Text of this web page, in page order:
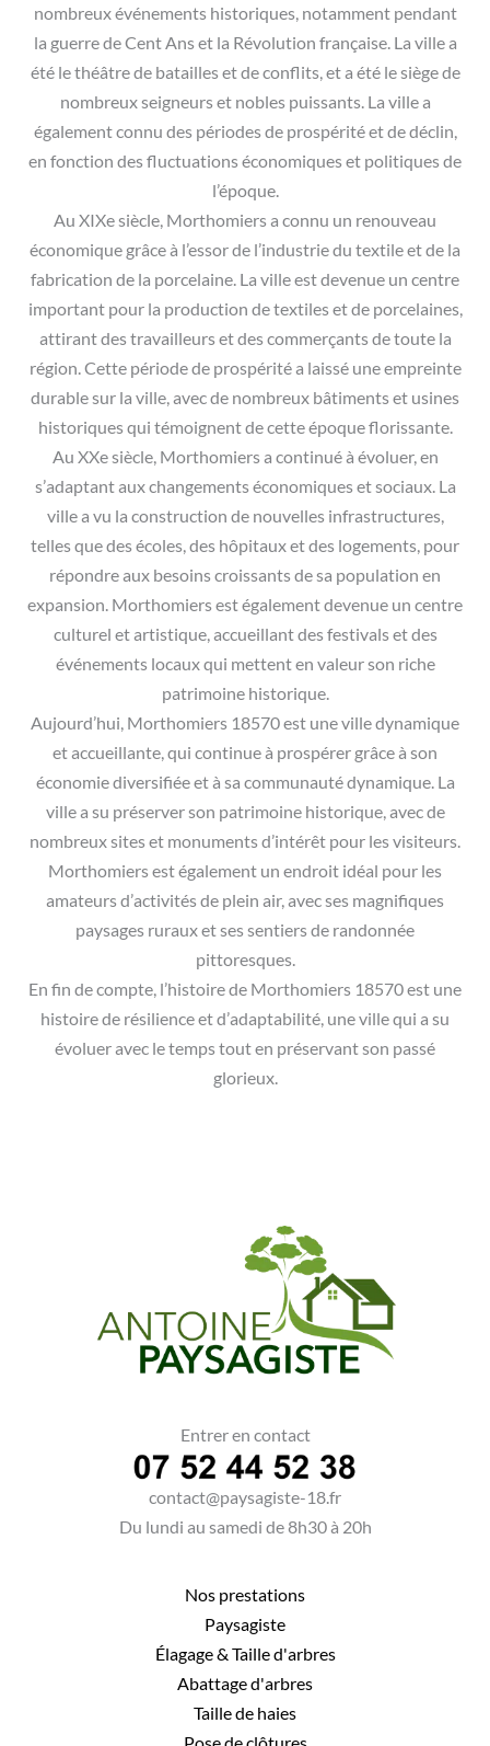
nombreux événements historiques, notamment pendant
la guerre de Cent Ans et la Révolution française. La ville a
été le théâtre de batailles et de conflits, et a été le siège de
nombreux seigneurs et nobles puissants. La ville a
également connu des périodes de prospérité et de déclin,
en fonction des fluctuations économiques et politiques de
l’époque.
Au XIXe siècle, Morthomiers a connu un renouveau
économique grâce à l’essor de l’industrie du textile et de la
fabrication de la porcelaine. La ville est devenue un centre
important pour la production de textiles et de porcelaines,
attirant des travailleurs et des commerçants de toute la
région. Cette période de prospérité a laissé une empreinte
durable sur la ville, avec de nombreux bâtiments et usines
historiques qui témoignent de cette époque florissante.
Au XXe siècle, Morthomiers a continué à évoluer, en
s’adaptant aux changements économiques et sociaux. La
ville a vu la construction de nouvelles infrastructures,
telles que des écoles, des hôpitaux et des logements, pour
répondre aux besoins croissants de sa population en
expansion. Morthomiers est également devenue un centre
culturel et artistique, accueillant des festivals et des
événements locaux qui mettent en valeur son riche
patrimoine historique.
Aujourd’hui, Morthomiers 18570 est une ville dynamique
et accueillante, qui continue à prospérer grâce à son
économie diversifiée et à sa communauté dynamique. La
ville a su préserver son patrimoine historique, avec de
nombreux sites et monuments d’intérêt pour les visiteurs.
Morthomiers est également un endroit idéal pour les
amateurs d’activités de plein air, avec ses magnifiques
paysages ruraux et ses sentiers de randonnée
pittoresques.
En fin de compte, l’histoire de Morthomiers 18570 est une
histoire de résilience et d’adaptabilité, une ville qui a su
évoluer avec le temps tout en préservant son passé
glorieux.
Entrer en contact
contact@paysagiste-18.fr
Du lundi au samedi de 8h30 à 20h
Nos prestations
Paysagiste
Élagage& Taille d'arbres
Abattage d'arbres
Taille de haies